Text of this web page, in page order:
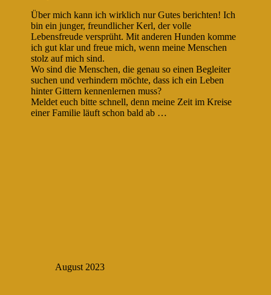
Über mich kann ich wirklich nur Gutes berichten! Ich
bin ein junger, freundlicher Kerl, der volle
Lebensfreude versprüht. Mit anderen Hunden komme
ich gut klar und freue mich, wenn meine Menschen
stolz auf mich sind.
Wo sind die Menschen, die genau so einen Begleiter
suchen und verhindern möchte, dass ich ein Leben
hinter Gittern kennenlernen muss?
Meldet euch bitte schnell, denn meine Zeit im Kreise
einer Familie läuft schon bald ab …
August 2023